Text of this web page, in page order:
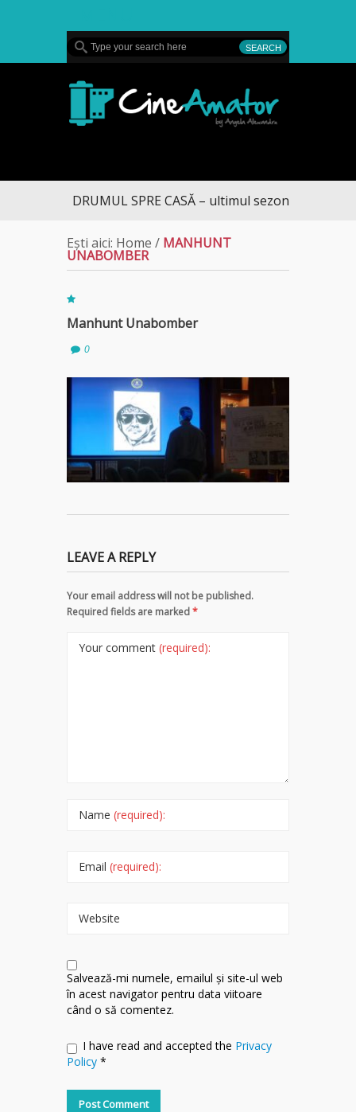
DRUMUL SPRE CASĂ – ultimul sezon te aduce la
Ești aici: Home / MANHUNT
UNABOMBER
Manhunt Unabomber
0
LEAVE A REPLY
Your email address will not be published.
Required fields are marked*
Your comment (required):
Name (required):
Email (required):
Website
Salvează-mi numele, emailul și site-ul web
în acest navigator pentru data viitoare
când o să comentez.
I have read and accepted the Privacy
Policy *